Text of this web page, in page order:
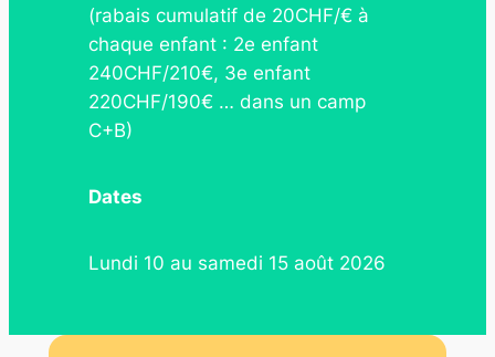
(rabais cumulatif de 20CHF/€ à
chaque enfant : 2e enfant
240CHF/210€, 3e enfant
220CHF/190€ … dans un camp
C+B)
Dates
Lundi 10 au samedi 15 août 2026